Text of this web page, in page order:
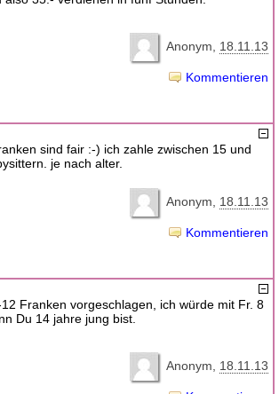
Anonym 18.11.13
Kommentieren
sind fair :-) ich zahle zwischen 15 und
je nach alter.
Anonym 18.11.13
Kommentieren
Franken vorgeschlagen, ich würde mit Fr. 8
Du 14 jahre jung bist.
Anonym 18.11.13